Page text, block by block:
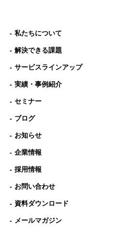
私たちについて
解決できる課題
サービスラインアップ
実績・事例紹介
セミナー
ブログ
お知らせ
企業情報
採用情報
お問い合わせ
資料ダウンロード
メールマガジン